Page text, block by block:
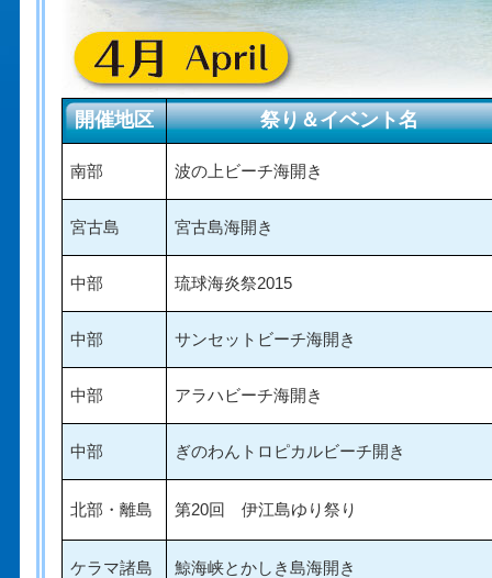
開催地区 祭り＆イベント名
南部 波の上ビーチ海開き
宮古島 宮古島海開き
中部 琉球海炎祭2015
中部 サンセットビーチ海開き
中部 アラハビーチ海開き
中部 ぎのわんトロピカルビーチ開き
北部・離島 第20回 伊江島ゆり祭り
ケラマ諸島 鯨海峡とかしき島海開き